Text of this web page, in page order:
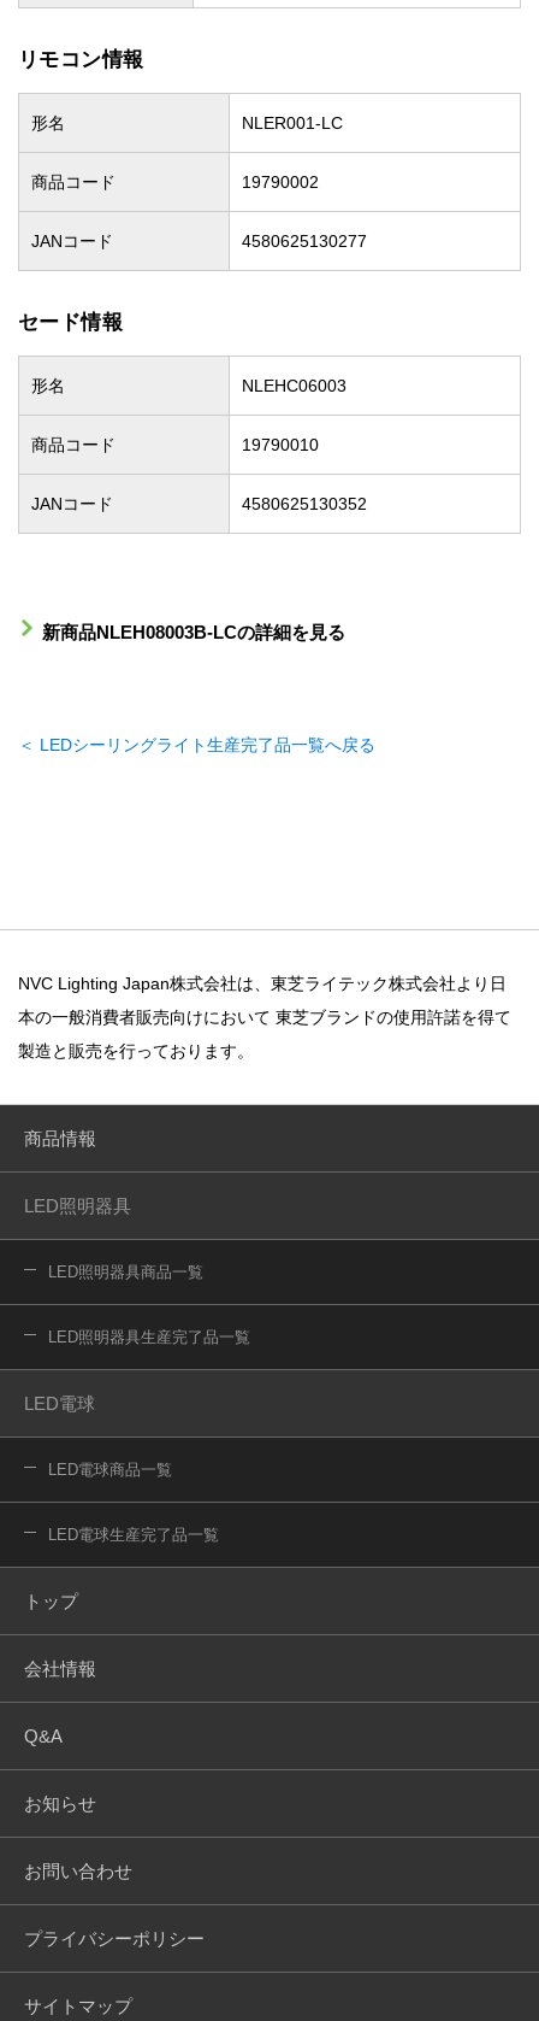
リモコン情報
形名 NLER001-LC
商品コード 19790002
JANコード 4580625130277
セード情報
形名 NLEHC06003
商品コード 19790010
JANコード 4580625130352
新商品NLEH08003B-LCの詳細を見る
＜ LEDシーリングライト生産完了品一覧へ戻る
NVC Lighting Japan株式会社は、東芝ライテック株式会社より日
本の一般消費者販売向けにおいて 東芝ブランドの使用許諾を得て
製造と販売を行っております。
商品情報
LED照明器具
LED照明器具商品一覧
LED照明器具生産完了品一覧
LED電球
LED電球商品一覧
LED電球生産完了品一覧
トップ
会社情報
Q&A
お知らせ
お問い合わせ
プライバシーポリシー
サイトマップ